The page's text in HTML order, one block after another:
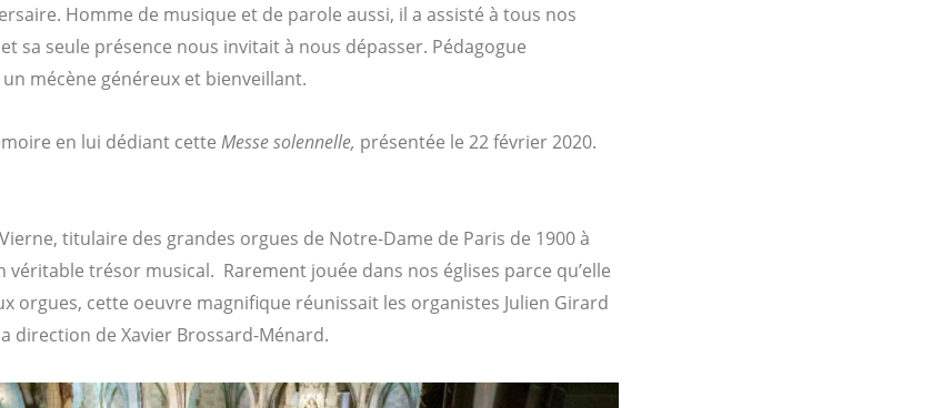
Homme de musique et de parole aussi, il a assisté à tous nos
sa seule présence nous invitait à nous dépasser. Pédagogue
mécène généreux et bienveillant.
en lui dédiant cette Messe solennelle, présentée le 22 février 2020.
titulaire des grandes orgues de Notre-Dame de Paris de 1900 à
véritable trésor musical. Rarement jouée dans nos églises parce qu’elle
orgues, cette oeuvre magnifique réunissait les organistes Julien Girard
direction de Xavier Brossard-Ménard.